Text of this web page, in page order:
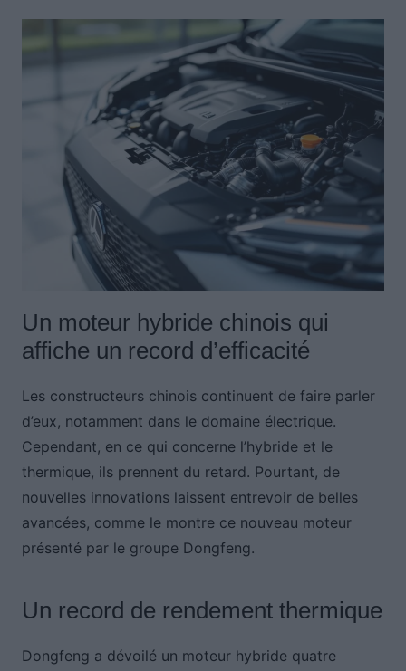
Un moteur hybride chinois qui
affiche un record d’efficacité
Les constructeurs chinois continuent de faire parler
d’eux, notamment dans le domaine électrique.
Cependant, en ce qui concerne l’hybride et le
thermique, ils prennent du retard. Pourtant, de
nouvelles innovations laissent entrevoir de belles
avancées, comme le montre ce nouveau moteur
présenté par le groupe Dongfeng.
Un record de rendement thermique
Dongfeng a dévoilé un moteur hybride quatre